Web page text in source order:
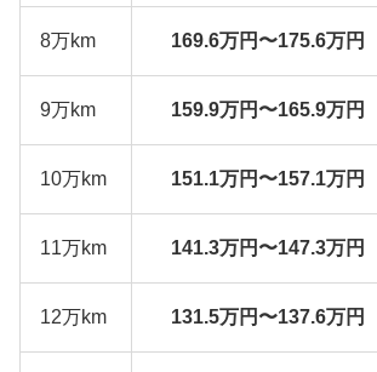
8万km 169.6万円〜175.6万円
9万km 159.9万円〜165.9万円
10万km 151.1万円〜157.1万円
11万km 141.3万円〜147.3万円
12万km 131.5万円〜137.6万円